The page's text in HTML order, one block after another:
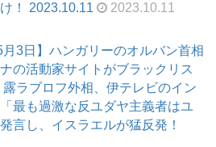
！ 2023.10.11
2023.10.11
月3日】ハンガリーのオルバン首相
の活動家サイトがブラックリス
露ラブロフ外相、伊テレビのイン
最も過激な反ユダヤ主義者はユ
言し、イスラエルが猛反発！